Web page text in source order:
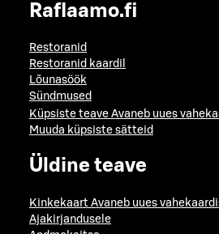
Raflaamo.fi
Restoranid
Restoranid kaardil
Lõunasöök
Sündmused
Küpsiste teave Avaneb uues
Muuda küpsiste sätteid
Üldine teave
Kinkekaart Avaneb uues
Ajakirjandusele